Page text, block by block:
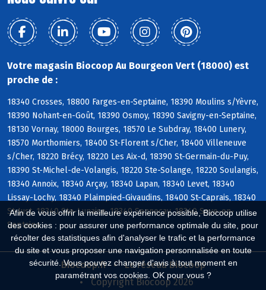
Afin de vous offrir la meilleure expérience possible, Biocoop utilise
des cookies : pour assurer une performance optimale du site, pour
récolter des statistiques afin d'analyser le trafic et la performance
du site et vous proposer une navigation personnalisée en toute
sécurité. Vous pouvez changer d'avis à tout moment en
paramétrant vos cookies. OK pour vous ?
Votre magasin Biocoop Au Bourgeon Vert (18000) est
proche de :
18340 Crosses, 18800 Farges-en-Septaine, 18390 Moulins s/Yèvre,
18390 Nohant-en-Goût, 18390 Osmoy, 18390 Savigny-en-Septaine,
18130 Vornay, 18000 Bourges, 18570 Le Subdray, 18400 Lunery,
18570 Morthomiers, 18400 St-Florent s/Cher, 18400 Villeneuve
s/Cher, 18220 Brécy, 18220 Les Aix-d, 18390 St-Germain-du-Puy,
18390 St-Michel-de-Volangis, 18220 Ste-Solange, 18220 Soulangis,
18340 Annoix, 18340 Arçay, 18340 Lapan, 18340 Levet, 18340
Lissay-Lochy, 18340 Plaimpied-Givaudins, 18400 St-Caprais, 18340
St-Just, 18340 Ste-Lunaise, 18340 Senneçay, 18340 Soye-en-
Septaine
Biocoop.fr
Le réseau Biocoop
Copyright Biocoop 2026